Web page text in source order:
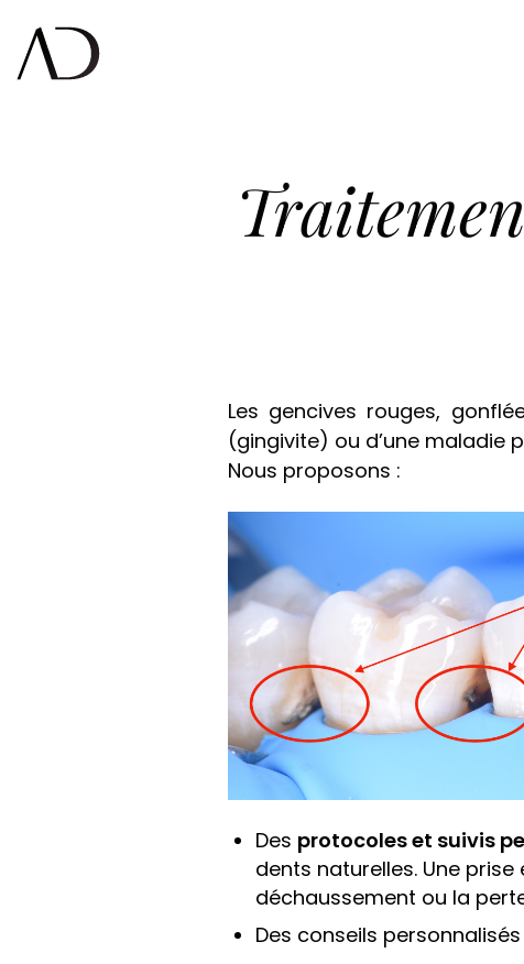
Les gencives rouges,
(gingivite) ou d’une
Nous proposons :
Des protocoles et suivis
dents naturelles. Une
déchaussement ou la
Des conseils